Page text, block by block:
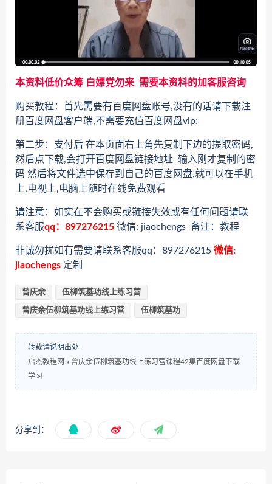
本资料低价众筹 白嫖党勿来 需要本资料的加客服咨询
购买教程：首先需要有百度网盘账号,没有的话请下载注
册百度网盘客户端,不需要充值百度网盘vip;
第二步：支付后 在本页面右上角先复制下边的提取密码,
然后点下载,会打开百度网盘链接地址 输入刚才复制的密
码 然后将文件选中保存到自己的百度网盘,就可以在手机
上,电视上,电脑上随时在线免费观看
请注意：如实在不会购买或链接失效或有任何问题请联
系客服qq：897276215 微信: jiaochengs 备注：教程
非诚勿扰如有需要请联系客服qq：897276215 微信:
jiaochengs 定制
曾庆余 伍柳筑基功线上练习营
曾庆余伍柳筑基功线上练习营 伍柳筑基功
转载请说明出处
启杰教程网 » 曾庆余伍柳筑基功线上练习营课程42集百度网盘下载
学习
分享到：